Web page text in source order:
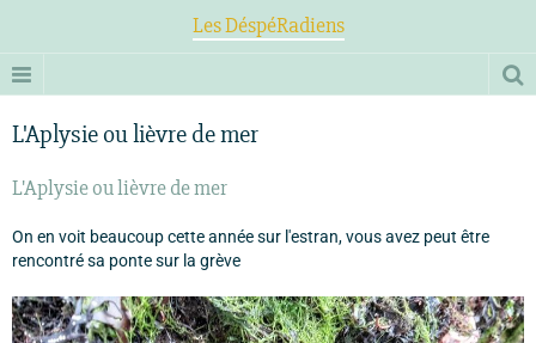
Les DéspéRadiens
L'Aplysie ou lièvre de mer
L'Aplysie ou lièvre de mer
On en voit beaucoup cette année sur l'estran, vous avez peut être
rencontré sa ponte sur la grève